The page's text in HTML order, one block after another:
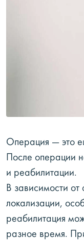
Операция — это
После операции
и реабилитации.
В зависимости
локализации,
реабилитация
разное время.